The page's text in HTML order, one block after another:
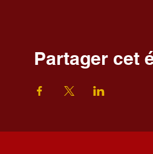
Partager cet